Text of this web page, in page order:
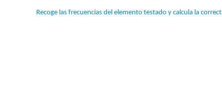
Recoge las frecuencias del elemento testado y calcula la